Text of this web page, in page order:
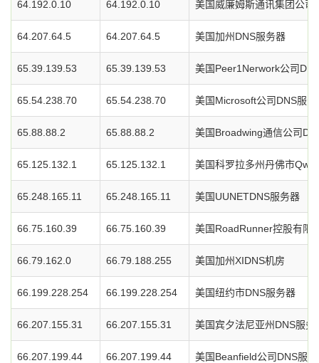
64.192.0.10 64.192.0.10 美国威廉姆斯通讯集团公司
64.207.64.5 64.207.64.5 美国加州DNS服务器
65.39.139.53 65.39.139.53 美国Peer1Nerwork公司
65.54.238.70 65.54.238.70 美国Microsoft公司DNS服务
65.88.88.2 65.88.88.2 美国Broadwing通信公司
65.125.132.1 65.125.132.1 美国科罗拉多州丹佛市
65.248.165.11 65.248.165.11 美国UUNETDNS服务器
66.75.160.39 66.75.160.39 美国RoadRunner控股有限
66.79.162.0 66.79.188.255 美国加州XIDNS机房
66.199.228.254 66.199.228.254 美国纽约市DNS服务器
66.207.155.31 66.207.155.31 美国宾夕法尼亚州DNS服务
66.207.199.44 66.207.199.44 美国Beanfield公司DNS服